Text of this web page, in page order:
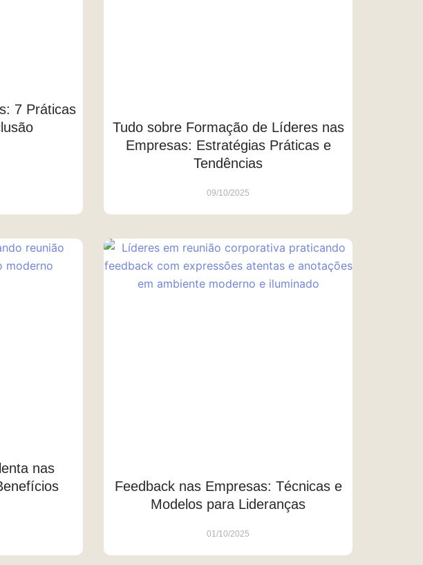
7 Práticas
Tudo sobre Formação de Líderes nas
Empresas: Estratégias Práticas e
Tendências
09/10/2025
nas
Feedback nas Empresas: Técnicas e
Modelos para Lideranças
01/10/2025